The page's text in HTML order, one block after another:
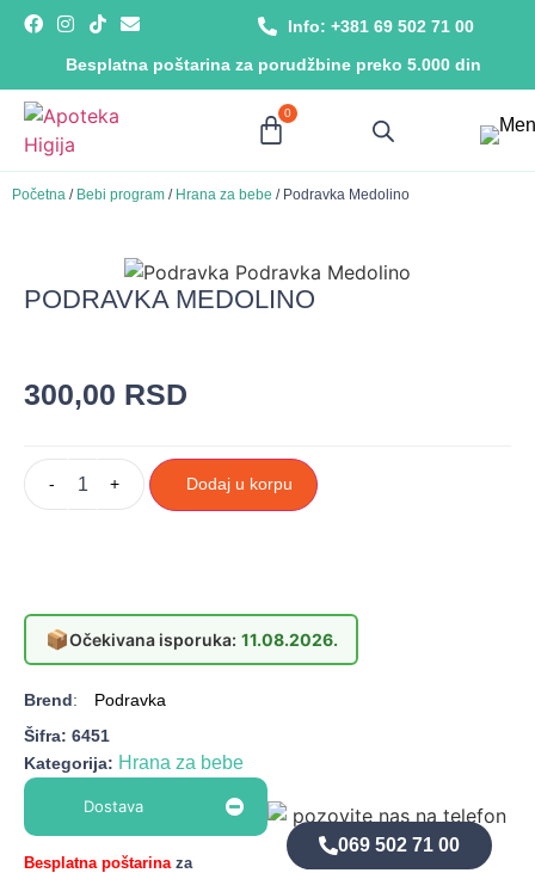
Besplatna poštarina za porudžbine preko 5.000 din
Info: +381 69 502 71 00
0
Početna / Bebi program / Hrana za bebe / Podravka Medolino
PODRAVKA MEDOLINO
300,00 RSD
- + Dodaj u korpu
📦Očekivana isporuka: 11.08.2026.
Brend:
Podravka
Šifra: 6451
Kategorija: Hrana za bebe
Dostava
Besplatna poštarina za
069 502 71 00